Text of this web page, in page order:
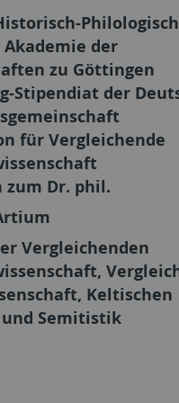
Akademie der
zu Göttingen
Stipendiat der
für Vergleichende
zum Dr. phil.
Vergleichenden
Keltischen
Semitistik